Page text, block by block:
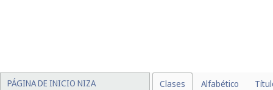
PÁGINA DE INICIO NIZA
Clases Alfabético